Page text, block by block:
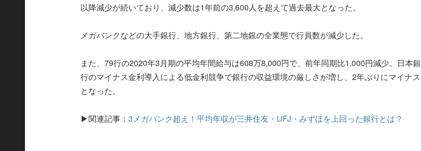
以降減少が続いており、減少数は1年前の3,600人を超えて過去最大となった。
メガバンクなどの大手銀行、地方銀行、第二地銀の全業態で行員数が減少した。
また、79行の2020年3月期の平均年間給与は608万8,000円で、前年同期比1,000円減少。日本銀
行のマイナス金利導入による低金利競争で銀行の収益環境の厳しさが増し、2年ぶりにマイナス
となった。
▶︎関連記事：3メガバンク超え！平均年収が三井住友・UFJ・みずほを上回った銀行とは？